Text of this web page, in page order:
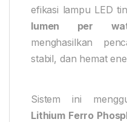
efikasi lampu LED
lumen per
menghasilkan
stabil, dan hemat
Sistem ini
Lithium Ferro